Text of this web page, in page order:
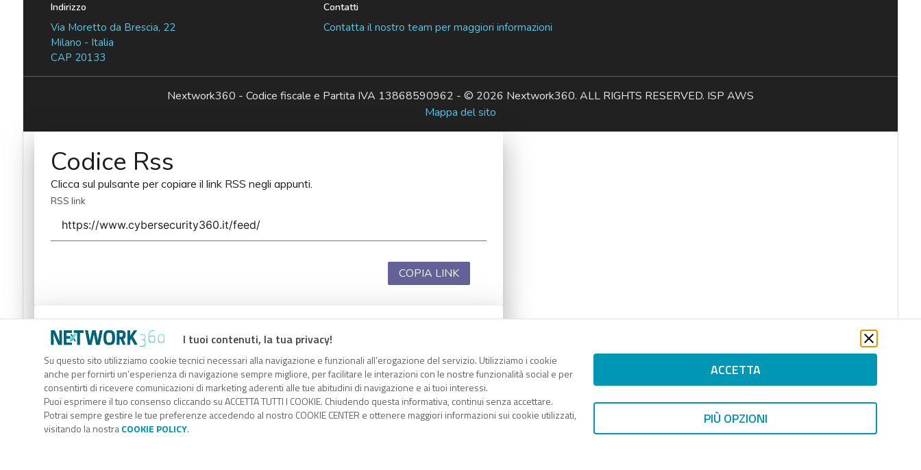
I tuoi contenuti, la tua privacy!
Su questo sito utilizziamo cookie tecnici necessari alla navigazione e funzionali all’erogazione del servizio. Utilizziamo i cookie
anche per fornirti un’esperienza di navigazione sempre migliore, per facilitare le interazioni con le nostre funzionalità social e per
consentirti di ricevere comunicazioni di marketing aderenti alle tue abitudini di navigazione e ai tuoi interessi.
Puoi esprimere il tuo consenso cliccando su ACCETTA TUTTI I COOKIE. Chiudendo questa informativa, continui senza accettare.
Potrai sempre gestire le tue preferenze accedendo al nostro COOKIE CENTER e ottenere maggiori informazioni sui cookie utilizzati,
visitando la nostraCOOKIE POLICY.
ACCETTA
PIÙ OPZIONI
Indirizzo
Via Moretto da Brescia, 22
Milano - Italia
CAP 20133
Contatti
Contatta il nostro team per maggiori informazioni
Nextwork360 - Codice fiscale e Partita IVA 13868590962 - © 2026 Nextwork360. ALL RIGHTS RESERVED. ISP AWS
Mappa del sito
Codice Rss
Clicca sul pulsante per copiare il link RSS negli appunti.
RSS link
COPIA LINK
Codice Rss
Clicca sul pulsante per copiare il link RSS negli appunti.
RSS link